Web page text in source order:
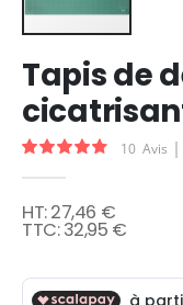
to
the
beginning
of
the
images
gallery
Tapis de
Évaluation: 10 Avis
32,95 €
27,46 €